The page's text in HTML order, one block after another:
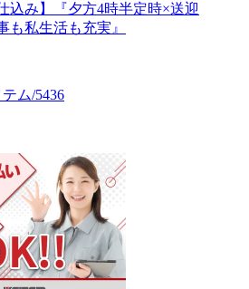
込み】『夕方4時半定時×送迎
も私生活も充実』
ム/5436